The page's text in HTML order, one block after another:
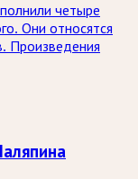
четыре
Они относятся
Произведения